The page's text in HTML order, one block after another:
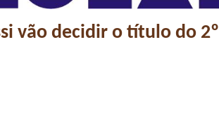
vão decidir o título do 2º